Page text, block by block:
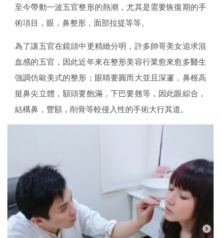
至今帶動一波五官整形的熱潮，尤其是需要恢復期的手
術項目，眼，鼻整形，面部拉提等等。
為了讓五官在鏡頭中更精緻分明，許多帥哥美女追求混
血感的五官，因此近年來在整形美容行業愈來愈多醫生
強調仿歐美式的整形；眼睛要圓而大並且深邃，鼻根高
挺鼻尖立體，額頭要飽滿，下巴要翹等，因此眼綜合，
結構鼻，豐額，削骨等較侵入性的手術大行其道。